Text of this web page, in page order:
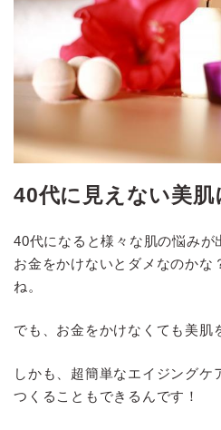
40代に見えない美肌
40代になると様々な肌の悩みが
お金をかけないとダメなのかな
ね。
でも、お金をかけなくても美肌
しかも、超簡単なエイジングケ
つくることもできるんです！